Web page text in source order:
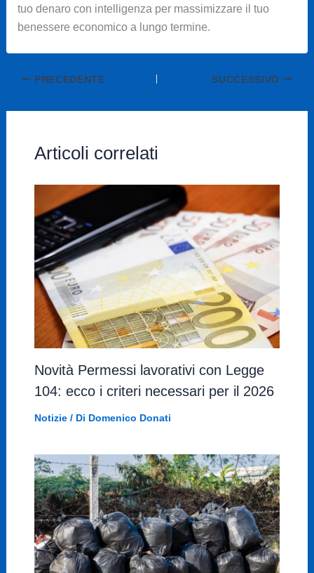
tuo denaro con intelligenza per massimizzare il tuo
benessere economico a lungo termine.
PRECEDENTE SUCCESSIVO
Articoli correlati
Novità Permessi lavorativi con Legge
104: ecco i criteri necessari per il 2026
Notizie/ Di Domenico Donati